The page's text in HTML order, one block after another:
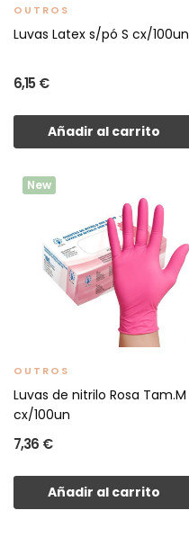
OUTROS
Luvas Latex s/pó S cx/100un
6,15 €
Añadir al carrito
New
OUTROS
Luvas de nitrilo Rosa Tam.M
cx/100un
7,36 €
Añadir al carrito